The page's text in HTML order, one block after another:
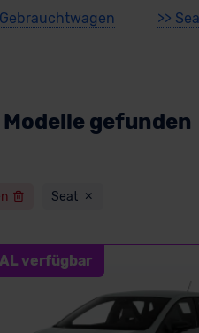
>>
Modelle gefunden
Seat
verfügbar